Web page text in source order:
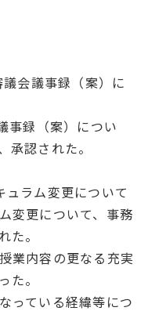
会議事録（案）に
事録（案）につい
承認された。
ュラム変更について
変更について、事務
た。
業内容の更なる充実
た。
っている経緯等につ